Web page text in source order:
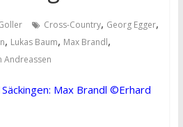
Cross-Country, Georg Egger,
, Lukas Baum, Max Brandl,
Andreassen
Max Brandl ©Erhard